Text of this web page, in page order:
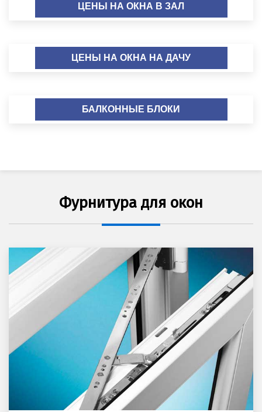
ЦЕНЫ НА ОКНА В ЗАЛ
ЦЕНЫ НА ОКНА НА ДАЧУ
БАЛКОННЫЕ БЛОКИ
Фурнитура для окон